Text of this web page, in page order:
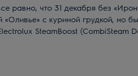
равно, что 31 декабря без
с куриной грудкой, но
SteamBoost (CombiSteam